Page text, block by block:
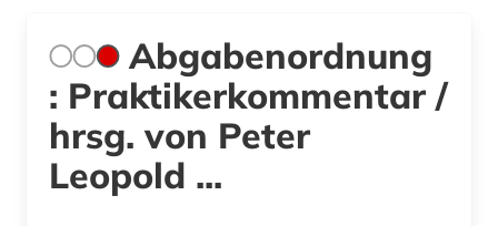
Abgabenordnung
: Praktikerkommentar /
hrsg. von Peter
Leopold ...